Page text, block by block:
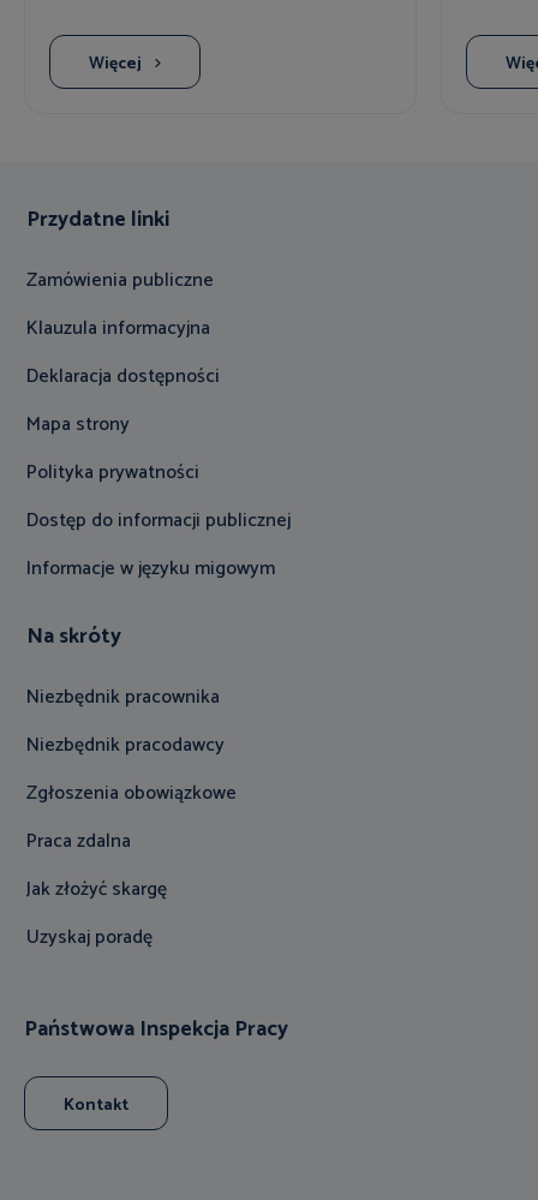
Więcej
Przydatne linki
Zamówienia publiczne
Klauzula informacyjna
Deklaracja dostępności
Mapa strony
Polityka prywatności
Dostęp do informacji publicznej
Informacje w języku migowym
Na skróty
Niezbędnik pracownika
Niezbędnik pracodawcy
Zgłoszenia obowiązkowe
Praca zdalna
Jak złożyć skargę
Uzyskaj poradę
Państwowa Inspekcja Pracy
Kontakt